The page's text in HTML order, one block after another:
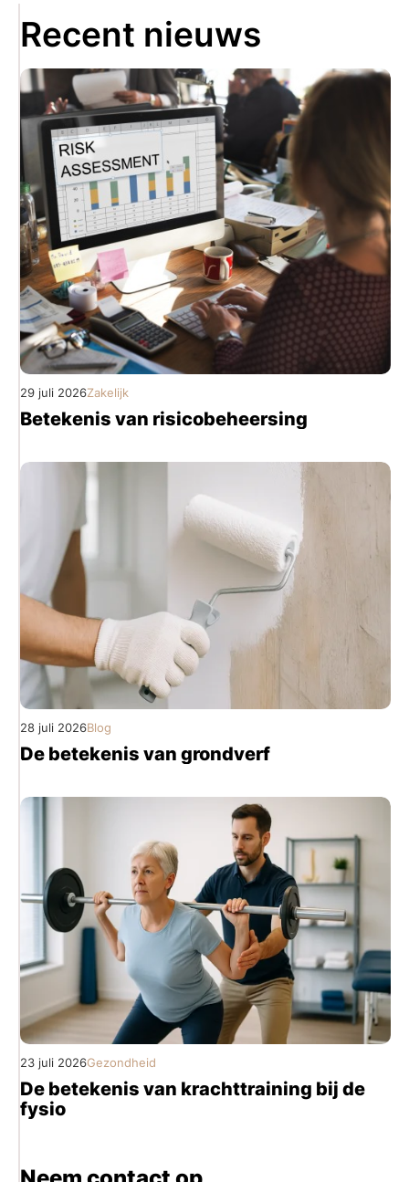
Recent nieuws
29 juli 2026Zakelijk
Betekenis van risicobeheersing
28 juli 2026Blog
De betekenis van grondverf
23 juli 2026Gezondheid
De betekenis van krachttraining bij de
fysio